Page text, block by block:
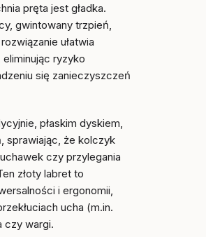
pręta jest gładka.
gwintowany trzpień,
ułatwia
ryzyko
się zanieczyszczeń
płaskim dyskiem,
sprawiając, że kolczyk
czy przylegania
złoty labret to
i ergonomii,
ucha (m.in.
czy wargi.